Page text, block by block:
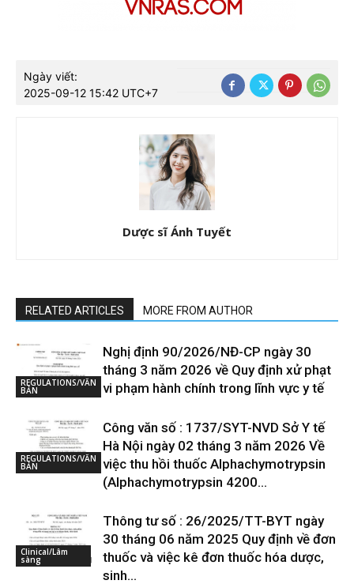
Ngày viết:
2025-09-12 15:42 UTC+7
Dược sĩ Ánh Tuyết
RELATED ARTICLES MORE FROM AUTHOR
REGULATIONS/VĂN
BẢN
Nghị định 90/2026/NĐ-CP ngày 30
tháng 3 năm 2026 về Quy định xử phạt
vi phạm hành chính trong lĩnh vực y tế
REGULATIONS/VĂN
BẢN
Công văn số : 1737/SYT-NVD Sở Y tế
Hà Nội ngày 02 tháng 3 năm 2026 Về
việc thu hồi thuốc Alphachymotrypsin
(Alphachymotrypsin 4200...
Clinical/Lâm
sàng
Thông tư số : 26/2025/TT-BYT ngày
30 tháng 06 năm 2025 Quy định về đơn
thuốc và việc kê đơn thuốc hóa dược,
sinh...